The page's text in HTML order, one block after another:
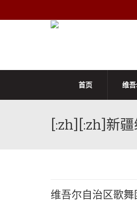
首页 维
[:zh][:zh]新
维吾尔自治区歌